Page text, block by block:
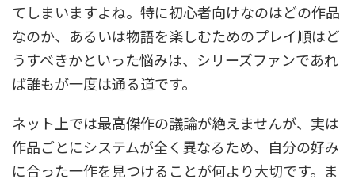
てしまいますよね。特に初心者向けなのはどの作品
なのか、あるいは物語を楽しむためのプレイ順はど
うすべきかといった悩みは、シリーズファンであれ
ば誰もが一度は通る道です。
ネット上では最高傑作の議論が絶えませんが、実は
作品ごとにシステムが全く異なるため、自分の好み
に合った一作を見つけることが何より大切です。ま